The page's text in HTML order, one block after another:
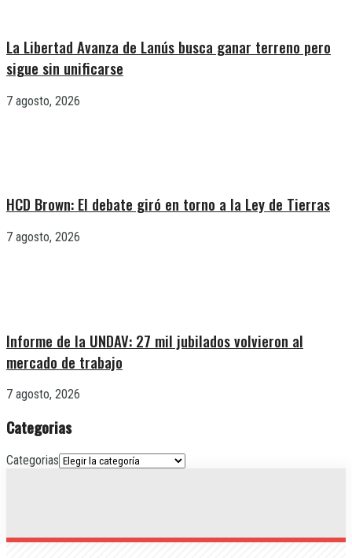
La Libertad Avanza de Lanús busca ganar terreno pero
sigue sin unificarse
7 agosto, 2026
HCD Brown: El debate giró en torno a la Ley de Tierras
7 agosto, 2026
Informe de la UNDAV: 27 mil jubilados volvieron al
mercado de trabajo
7 agosto, 2026
Categorias
Categorias